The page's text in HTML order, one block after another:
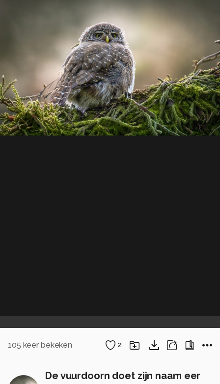
105 keer bekeken 2
De vuurdoorn doet zijn naam eer